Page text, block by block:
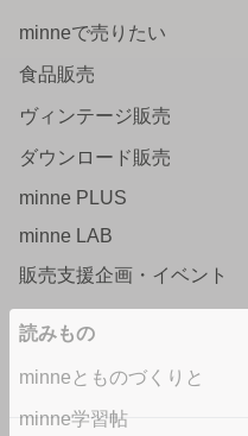
minneで売りたい
食品販売
ヴィンテージ販売
ダウンロード販売
minne PLUS
minne LAB
販売支援企画・イベント
読みもの
minneとものづくりと
minne学習帖